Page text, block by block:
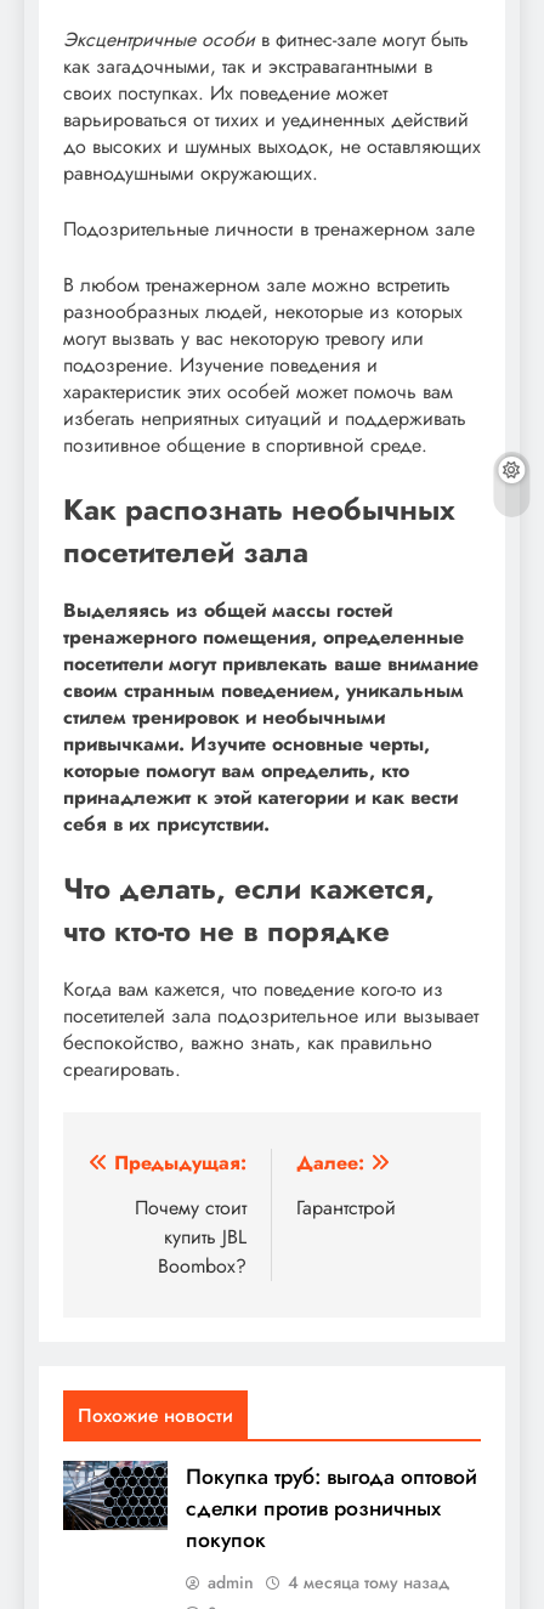
Эксцентричные особив фитнес-зале могут быть
как загадочными, так и экстравагантными в
своих поступках. Их поведение может
варьироваться от тихих и уединенных действий
до высоких и шумных выходок, не оставляющих
равнодушными окружающих.
Подозрительные личности в тренажерном зале
В любом тренажерном зале можно встретить
разнообразных людей, некоторые из которых
могут вызвать у вас некоторую тревогу или
подозрение. Изучение поведения и
характеристик этих особей может помочь вам
избегать неприятных ситуаций и поддерживать
позитивное общение в спортивной среде.
Как распознать необычных
посетителей зала
Выделяясь из общей массы гостей
тренажерного помещения, определенные
посетители могут привлекать ваше внимание
своим странным поведением, уникальным
стилем тренировок и необычными
привычками. Изучите основные черты,
которые помогут вам определить, кто
принадлежит к этой категории и как вести
себя в их присутствии.
Что делать, если кажется,
что кто-то не в порядке
Когда вам кажется, что поведение кого-то из
посетителей зала подозрительное или вызывает
беспокойство, важно знать, как правильно
среагировать.
Навигация
записям
Предыдущая:
Почему стоит
купить JBL
Boombox?
Далее:
Гарантстрой
Похожие новости
Покупка труб: выгода оптовой
сделки против розничных
покупок
admin 4 месяца тому назад